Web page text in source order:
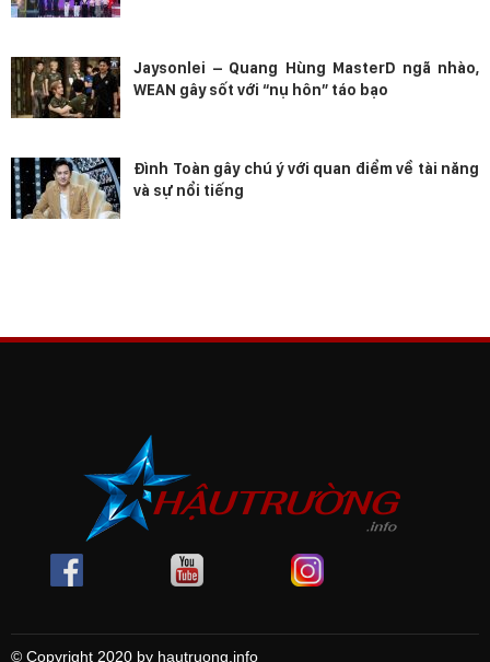
Jaysonlei – Quang Hùng MasterD ngã nhào,
WEAN gây sốt với “nụ hôn” táo bạo
Đình Toàn gây chú ý với quan điểm về tài năng
và sự nổi tiếng
© Copyright 2020 by hautruong.info